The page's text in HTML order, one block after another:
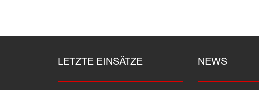
R
LETZTE EINSÄTZE NEWS